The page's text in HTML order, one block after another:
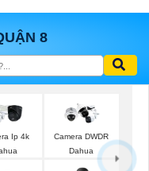
8
Ip 4k
Camera DWDR
Dahua